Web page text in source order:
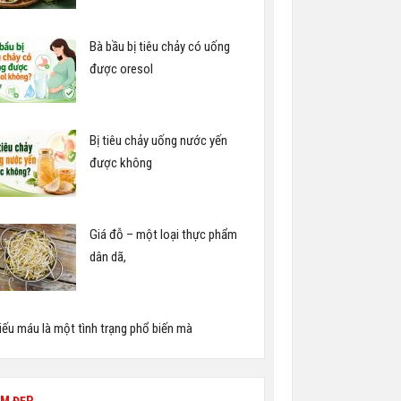
Bà bầu bị tiêu chảy có uống
được oresol
Bị tiêu chảy uống nước yến
được không
Giá đỗ – một loại thực phẩm
dân dã,
máu là một tình trạng phổ biến mà